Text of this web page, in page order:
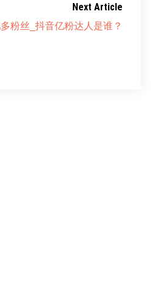
Next Article
粉丝_抖音亿粉达人是谁？